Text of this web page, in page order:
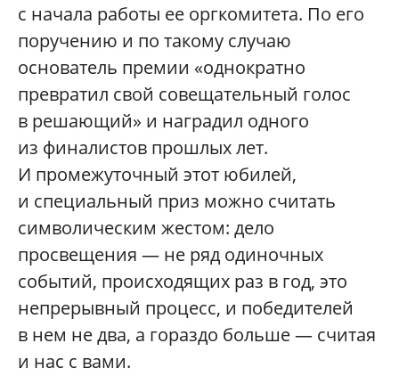
с начала работы ее оргкомитета. По его
поручению и по такому случаю
основатель премии «однократно
превратил свой совещательный голос
в решающий» и наградил одного
из финалистов прошлых лет.
И промежуточный этот юбилей,
и специальный приз можно считать
символическим жестом: дело
просвещения — не ряд одиночных
событий, происходящих раз в год, это
непрерывный процесс, и победителей
в нем не два, а гораздо больше — считая
и нас с вами.